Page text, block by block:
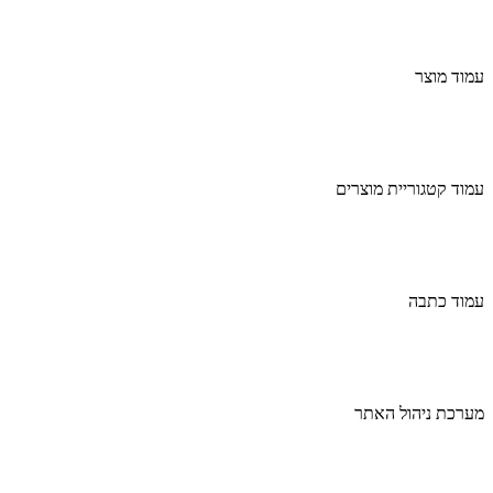
עמוד מוצר
עמוד קטגוריית מוצרים
עמוד כתבה
מערכת ניהול האתר